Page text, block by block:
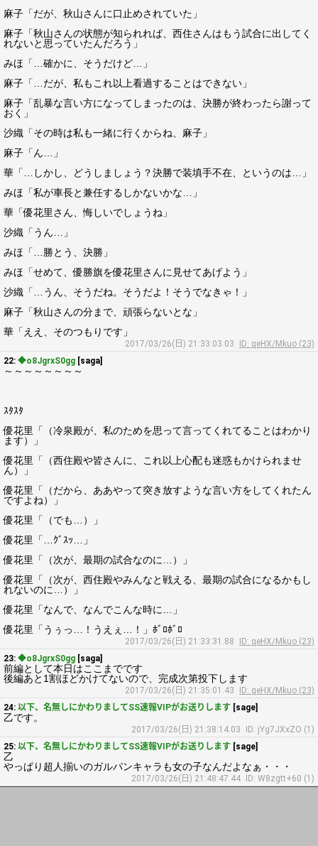
麻子「だが、秋山さんに口止めされていた」
麻子「秋山さんの状態が知られれば、西住さんはもう試合に出してく
れないと思っていたんだろう」
みほ「…確かに、そうだけど…」
麻子「…だが、私もこれ以上看過することはできない」
麻子「乱暴な言い方になってしまったのは、決勝が終わったら謝って
おく」
沙織「その時は私も一緒に行くからね、麻子」
麻子「ん…」
華「…しかし、どうしましょう？決勝で装填手不在、というのは…」
みほ「私が車長と兼任するしかないかな…」
華「優花里さん、悔しいでしょうね」
沙織「うん…」
みほ「…勝とう、決勝」
みほ「せめて、優勝旗を優花里さんに見せてあげよう」
沙織「…うん、そうだね。そうだよ！そうでなきゃ！」
麻子「秋山さんの分まで、頑張らないとな」
華「ええ、そのつもりです」
2017/03/26(日) 21:33:03.03
ID: qeHX/Mkuo (23)
22: ◆o8JgrxS0gg [saga]
～～～～～～～～
ｽﾀｽﾀ
優花里「（冷泉殿が、私のためを思って言ってくれてることはわかり
ます）」
優花里「（西住殿や皆さんに、これ以上心配も迷惑もかけられませ
ん）」
優花里「（だから、ああやって突き放すような言い方をしてくれたん
ですよね）」
優花里「（でも…）」
優花里「…ｸﾞｽｯ…」
優花里「（次が、最期の試合なのに…）」
優花里「（次が、西住殿やみんなと戦える、最期の試合になるかもし
れないのに…）」
優花里「なんで、なんでこんな時に…」
優花里「うぅっ…！うえぇ…！」ﾎﾞﾛﾎﾞﾛ
2017/03/26(日) 21:33:31.88
ID: qeHX/Mkuo (23)
23: ◆o8JgrxS0gg [saga]
前編として本日はここまでです
後編あと1割ほどかけてないので、完成次第投下します
2017/03/26(日) 21:35:01.43
ID: qeHX/Mkuo (23)
24: 以下、名無しにかわりましてSS速報VIPがお送りします [sage]
乙です。
2017/03/26(日) 21:38:14.03
ID: jYg7JXxZO (1)
25: 以下、名無しにかわりましてSS速報VIPがお送りします [sage]
乙
やっぱり超人揃いのガルパンキャラも女の子なんだよなぁ・・・
2017/03/26(日) 21:48:47.44 ID: W8zgtt+60 (1)